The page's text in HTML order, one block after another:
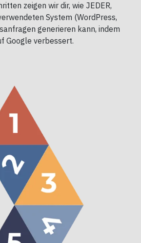
zeigen wir dir, wie JEDER,
System (WordPress,
generieren kann, indem
Google verbessert.